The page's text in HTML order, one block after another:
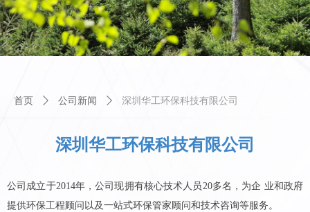
深圳华工环保科技有限公司
首页 ꄲ 公司新闻 ꄲ 深圳华工环保科技有限公司
公司成立于2014年，公司现拥有核心技术人员20多名，为企 业和政府
提供环保工程顾问以及一站式环保管家顾问和技术咨询等服务。